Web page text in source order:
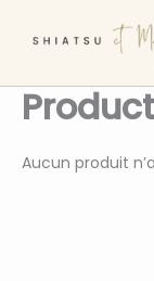
Aucun produit